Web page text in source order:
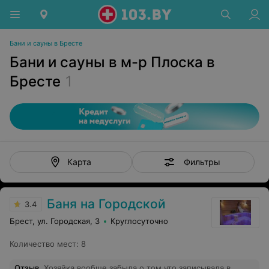
Бани и сауны в Бресте
Бани и сауны в м-р Плоска в
Бресте 1
Карта Фильтры
3.4 Баня на Городской
Брест, ул. Городская, 3 Круглосуточно
Количество мест: 8